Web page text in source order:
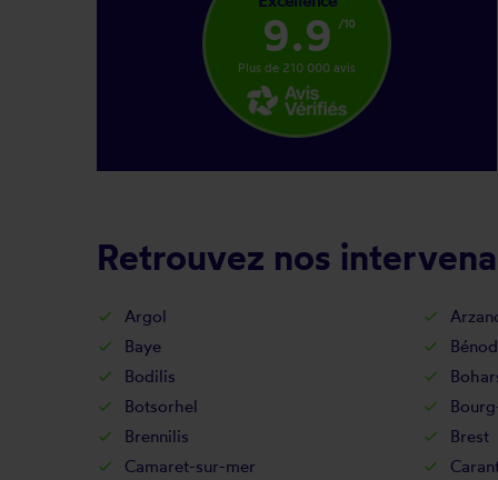
9.9 /10
Plus de 210 000 avis
Retrouvez nos
Argol
Baye
Bodilis
Botsorhel
Brennilis
Brest
Camaret-sur-mer